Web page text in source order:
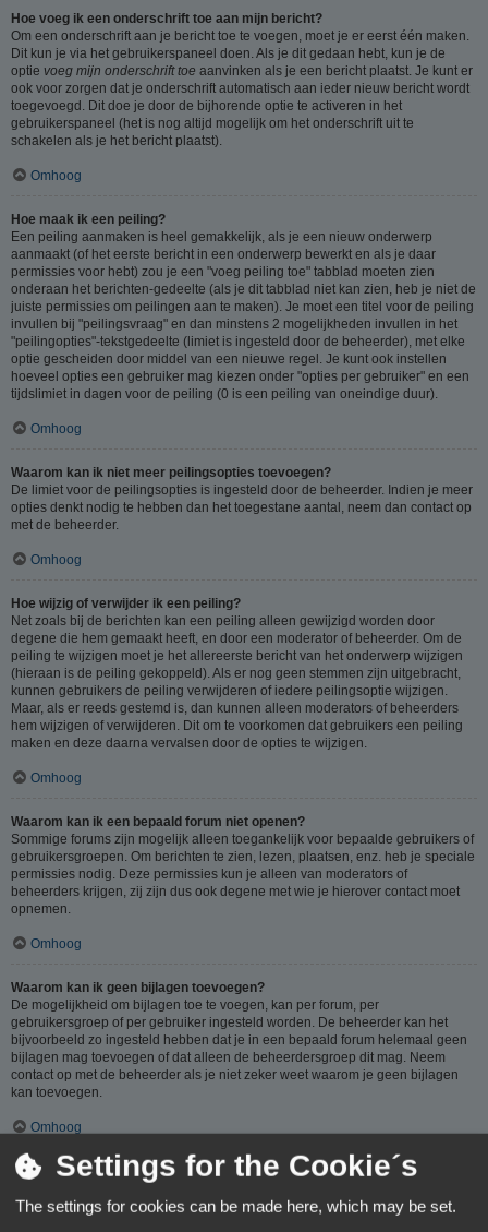
Hoe voeg ik een onderschrift toe aan mijn bericht?
Om een onderschrift aan je bericht toe te voegen, moet je er eerst één maken.
Dit kun je via het gebruikerspaneel doen. Als je dit gedaan hebt, kun je de
optie voeg mijn onderschrift toe aanvinken als je een bericht plaatst. Je kunt er
ook voor zorgen dat je onderschrift automatisch aan ieder nieuw bericht wordt
toegevoegd. Dit doe je door de bijhorende optie te activeren in het
gebruikerspaneel (het is nog altijd mogelijk om het onderschrift uit te
schakelen als je het bericht plaatst).
Omhoog
Hoe maak ik een peiling?
Een peiling aanmaken is heel gemakkelijk, als je een nieuw onderwerp
aanmaakt (of het eerste bericht in een onderwerp bewerkt en als je daar
permissies voor hebt) zou je een "voeg peiling toe" tabblad moeten zien
onderaan het berichten-gedeelte (als je dit tabblad niet kan zien, heb je niet de
juiste permissies om peilingen aan te maken). Je moet een titel voor de peiling
invullen bij "peilingsvraag" en dan minstens 2 mogelijkheden invullen in het
"peilingopties"-tekstgedeelte (limiet is ingesteld door de beheerder), met elke
optie gescheiden door middel van een nieuwe regel. Je kunt ook instellen
hoeveel opties een gebruiker mag kiezen onder "opties per gebruiker" en een
tijdslimiet in dagen voor de peiling (0 is een peiling van oneindige duur).
Omhoog
Waarom kan ik niet meer peilingsopties toevoegen?
De limiet voor de peilingsopties is ingesteld door de beheerder. Indien je meer
opties denkt nodig te hebben dan het toegestane aantal, neem dan contact op
met de beheerder.
Omhoog
Hoe wijzig of verwijder ik een peiling?
Net zoals bij de berichten kan een peiling alleen gewijzigd worden door
degene die hem gemaakt heeft, en door een moderator of beheerder. Om de
peiling te wijzigen moet je het allereerste bericht van het onderwerp wijzigen
(hieraan is de peiling gekoppeld). Als er nog geen stemmen zijn uitgebracht,
kunnen gebruikers de peiling verwijderen of iedere peilingsoptie wijzigen.
Maar, als er reeds gestemd is, dan kunnen alleen moderators of beheerders
hem wijzigen of verwijderen. Dit om te voorkomen dat gebruikers een peiling
maken en deze daarna vervalsen door de opties te wijzigen.
Omhoog
Waarom kan ik een bepaald forum niet openen?
Sommige forums zijn mogelijk alleen toegankelijk voor bepaalde gebruikers of
gebruikersgroepen. Om berichten te zien, lezen, plaatsen, enz. heb je speciale
permissies nodig. Deze permissies kun je alleen van moderators of
beheerders krijgen, zij zijn dus ook degene met wie je hierover contact moet
opnemen.
Omhoog
Waarom kan ik geen bijlagen toevoegen?
De mogelijkheid om bijlagen toe te voegen, kan per forum, per
gebruikersgroep of per gebruiker ingesteld worden. De beheerder kan het
bijvoorbeeld zo ingesteld hebben dat je in een bepaald forum helemaal geen
bijlagen mag toevoegen of dat alleen de beheerdersgroep dit mag. Neem
contact op met de beheerder als je niet zeker weet waarom je geen bijlagen
kan toevoegen.
Omhoog
Waarom ontving ik een waarschuwing?
Op ieder forum gelden specifieke regels, als je één van deze regels (volgens
de beheerder) overtreedt, kun je een waarschuwing ontvangen. Het sturen van
Settings for the Cookie´s
The settings for cookies can be made here, which may be set.